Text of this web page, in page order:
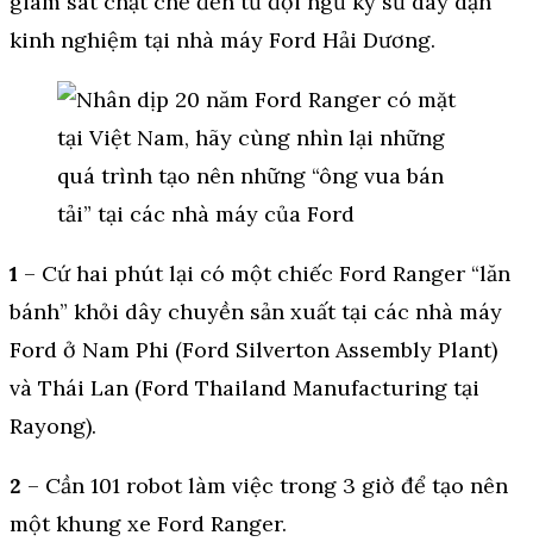
kinh nghiệm tại nhà máy Ford Hải Dương.
1 – Cứ hai phút lại có một chiếc Ford Ranger “lăn
bánh” khỏi dây chuyền sản xuất tại các nhà máy
Ford ở Nam Phi (Ford Silverton Assembly Plant)
và Thái Lan (Ford Thailand Manufacturing tại
Rayong).
2 – Cần 101 robot làm việc trong 3 giờ để tạo nên
một khung xe Ford Ranger.